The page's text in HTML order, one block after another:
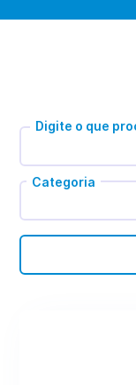
Digite o que
Categoria